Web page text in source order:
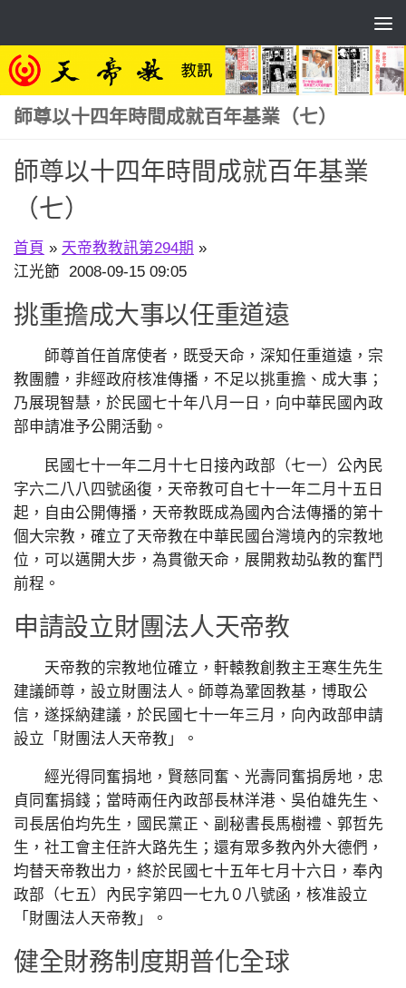
師尊以十四年時間成就百年基業（七）
師尊以十四年時間成就百年基業
（七）
首頁 » 天帝教教訊第294期 »
江光節 2008-09-15 09:05
挑重擔成大事以任重道遠
師尊首任首席使者，既受天命，深知任重道遠，宗
教團體，非經政府核准傳播，不足以挑重擔、成大事；
乃展現智慧，於民國七十年八月一日，向中華民國內政
部申請准予公開活動。
民國七十一年二月十七日接內政部（七一）公內民
字六二八八四號函復，天帝教可自七十一年二月十五日
起，自由公開傳播，天帝教既成為國內合法傳播的第十
個大宗教，確立了天帝教在中華民國台灣境內的宗教地
位，可以邁開大步，為貫徹天命，展開救劫弘教的奮鬥
前程。
申請設立財團法人天帝教
天帝教的宗教地位確立，軒轅教創教主王寒生先生
建議師尊，設立財團法人。師尊為鞏固教基，博取公
信，遂採納建議，於民國七十一年三月，向內政部申請
設立「財團法人天帝教」。
經光得同奮捐地，賢慈同奮、光壽同奮捐房地，忠
貞同奮捐錢；當時兩任內政部長林洋港、吳伯雄先生、
司長居伯均先生，國民黨正、副秘書長馬樹禮、郭哲先
生，社工會主任許大路先生；還有眾多教內外大德們，
均替天帝教出力，終於民國七十五年七月十六日，奉內
政部（七五）內民字第四一七九０八號函，核准設立
「財團法人天帝教」。
健全財務制度期普化全球